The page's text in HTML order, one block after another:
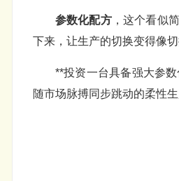
参数化配方，这个看似
下来，让生产的切换变得像
**投资一台具备强大参
随市场脉搏同步跳动的柔性生